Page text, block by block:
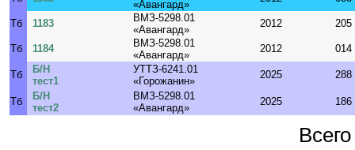
«Авангард»
Тб 1183
ВМЗ-5298.01
«Авангард»
2012 205
Тб 1184
ВМЗ-5298.01
«Авангард»
2012 014
Тб
Б/Н
тест1
УТТЗ-6241.01
«Горожанин»
2025 288
Тб
Б/Н
тест2
ВМЗ-5298.01
«Авангард»
2025 186